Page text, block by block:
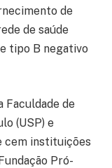
de
de saúde
tipo B negativo
Faculdade de
(USP) e
cem instituições
Pró-